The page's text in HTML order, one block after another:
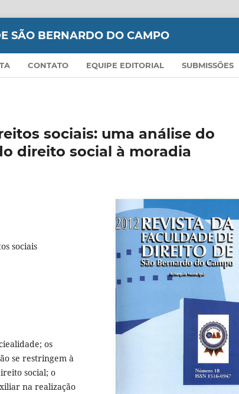
SÃO BERNARDO DO CAMPO
CONTATO EQUIPE EDITORIAL SUBMISSÕES
sociais: uma análise do
direito social à moradia
sociais
os
se restringem à
social; o
na realização